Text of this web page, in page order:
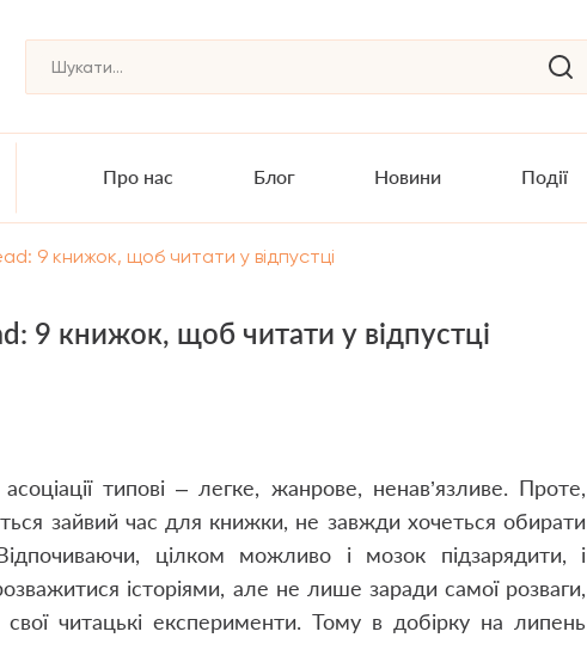
Про нас Блог Новини Події
9 книжок, щоб читати у відпустці
9 книжок, щоб читати у відпустці
типові – легке, жанрове, ненав’язливе. Проте,
зайвий час для книжки, не завжди хочеться обирати
цілком можливо і мозок підзарядити, і
історіями, але не лише заради самої розваги,
читацькі експерименти. Тому в добірку на липень